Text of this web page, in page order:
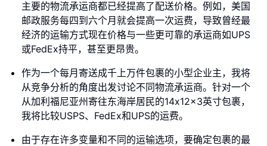
主要的物流承运商都已经提高了配送价格。例如，美国
邮政服务每四到六个月就会提高一次运费，导致曾经最
经济的运输方式现在价格与一些更可靠的承运商如UPS
或FedEx持平，甚至更昂贵。
作为一个每月寄送成千上万件包裹的小型企业主，我将
从竞争分析的角度出发讨论不同物流承运商。针对一个
从加利福尼亚州寄往东海岸居民的14x12x3英寸包裹，
我将比较USPS、FedEx和UPS的运费。
由于存在许多变量和不同的运输选项，要确定包裹的最